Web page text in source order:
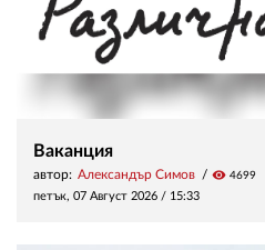
Ваканция
автор: Александър Симов visibility 4699
петък, 07 Август 2026 / 15:33